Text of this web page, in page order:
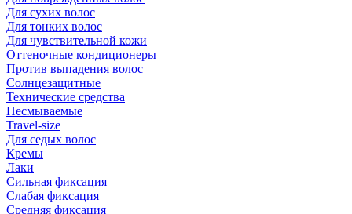
Для сухих волос
Для тонких волос
Для чувствительной кожи
Оттеночные кондиционеры
Против выпадения волос
Солнцезащитные
Технические средства
Несмываемые
Travel-size
Для седых волос
Кремы
Лаки
Сильная фиксация
Слабая фиксация
Средняя фиксация